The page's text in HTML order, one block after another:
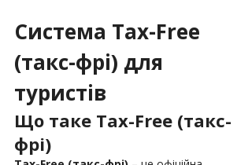
Система Tax-Free
(такс-фрі) для
туристів
Що таке Tax-Free (такс-
фрі)